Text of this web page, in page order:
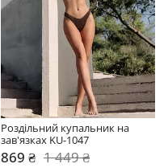
Роздільний купальник на
зав'язках KU-1047
869 ₴ 1 449 ₴